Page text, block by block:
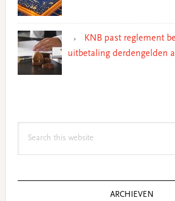
KNB past reglement
uitbetaling derdengelden
ARCHIEVEN